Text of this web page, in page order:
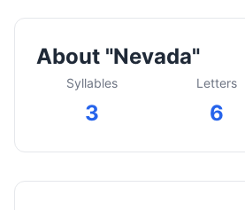
About "Nevada"
Syllables
3
Letters
6